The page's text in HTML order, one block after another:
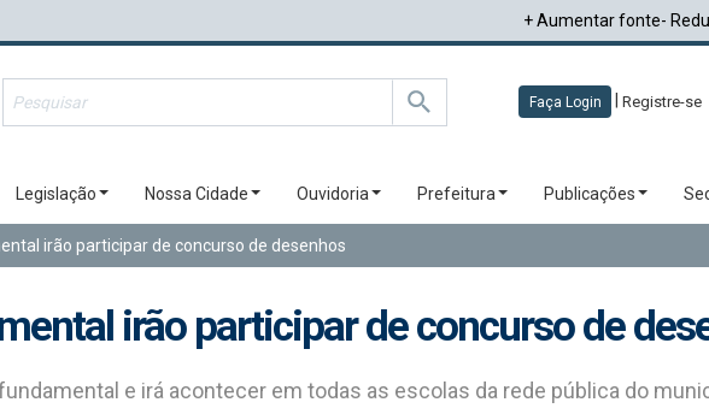
+ Aumentar fonte-
Faça Login Registre-se
Legislação Nossa Cidade Ouvidoria Prefeitura Publicações
irão participar de concurso de desenhos
irão participar de concurso de
e irá acontecer em todas as escolas da rede pública do